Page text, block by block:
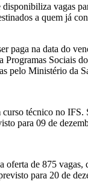
vagas
a quem já
na data do
Sociais
pelo Ministério da
técnico no
para 09 de
de 875
para 20 de